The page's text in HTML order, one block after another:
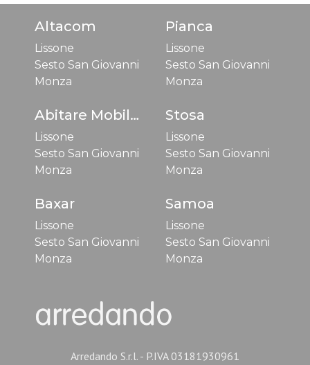
Altacom
Lissone
Sesto San Giovanni
Monza
Pianca
Lissone
Sesto San Giovanni
Monza
Abitare Mobilstella
Lissone
Sesto San Giovanni
Monza
Stosa
Lissone
Sesto San Giovanni
Monza
Baxar
Lissone
Sesto San Giovanni
Monza
Samoa
Lissone
Sesto San Giovanni
Monza
Arredando S.r.l. - P.IVA 03181930961